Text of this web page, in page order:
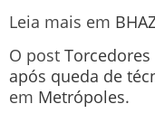
Leia mais em
O post Torcedores
após queda de
em Metrópoles.